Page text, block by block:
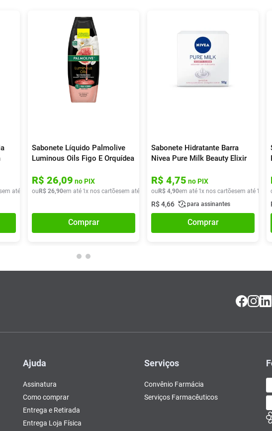
em até x deR$ 24,99
Sabonete Líquido Palmolive
Luminous Oils Figo E Orquídea
R$ 26,09 no PIX
ouR$ 26,90em até 1x nos cartõesem até x deR$ 26,90
Comprar
Sabonete Hidratante Barra
Nivea Pure Milk Beauty Elixir
R$ 4,75 no PIX
ouR$ 4,90em até 1x nos cartõesem até 1
R$4,66 para assinantes
Comprar
Ajuda
Assinatura
Como comprar
Entrega e Retirada
Entrega Loja Física
Serviços
Convênio Farmácia
Serviços Farmacêuticos